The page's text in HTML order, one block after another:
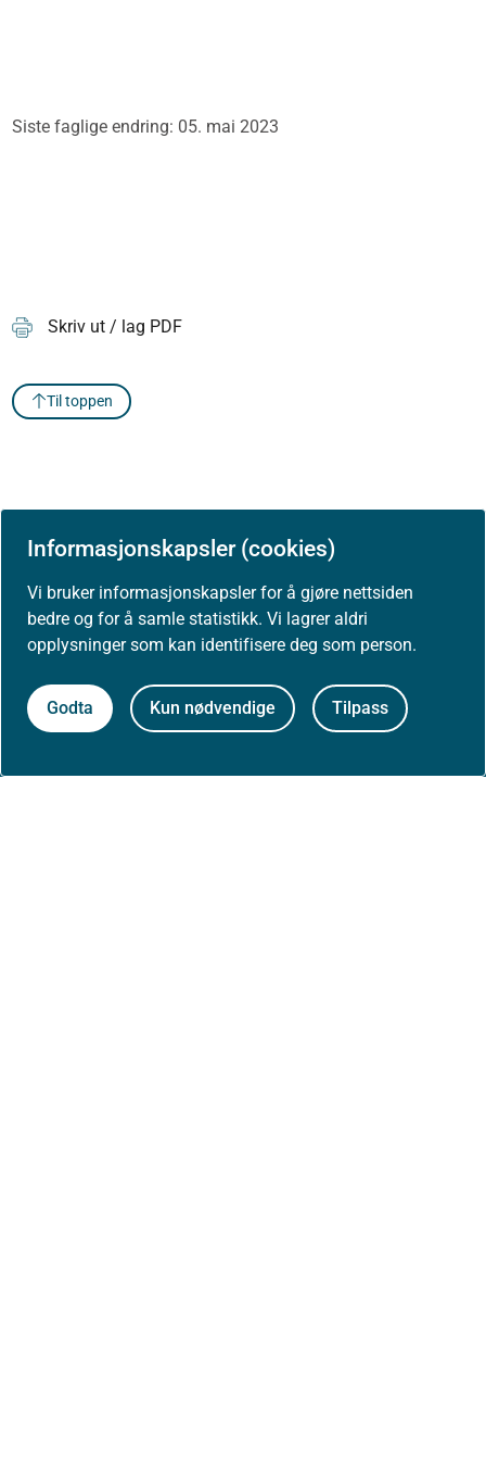
Informasjonskapsler (cookies)
Vi bruker informasjonskapsler for å gjøre nettsiden
bedre og for å samle statistikk. Vi lagrer aldri
opplysninger som kan identifisere deg som person.
Godta Kun nødvendige Tilpass
Siste faglige endring: 05. mai 2023
Skriv ut / lag PDF
Til toppen
Om Helsedirektoratet